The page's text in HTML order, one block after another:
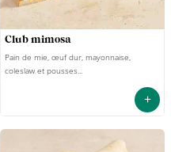
club mimosa
Pain de mie, œuf dur, mayonnaise,
coleslaw et pousses...
+